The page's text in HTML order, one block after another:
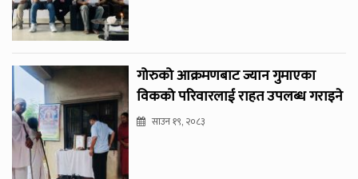
गोरुको आक्रमणबाट ज्यान गुमाएका
विकको परिवारलाई राहत उपलब्ध गराइने
साउन १९, २०८३